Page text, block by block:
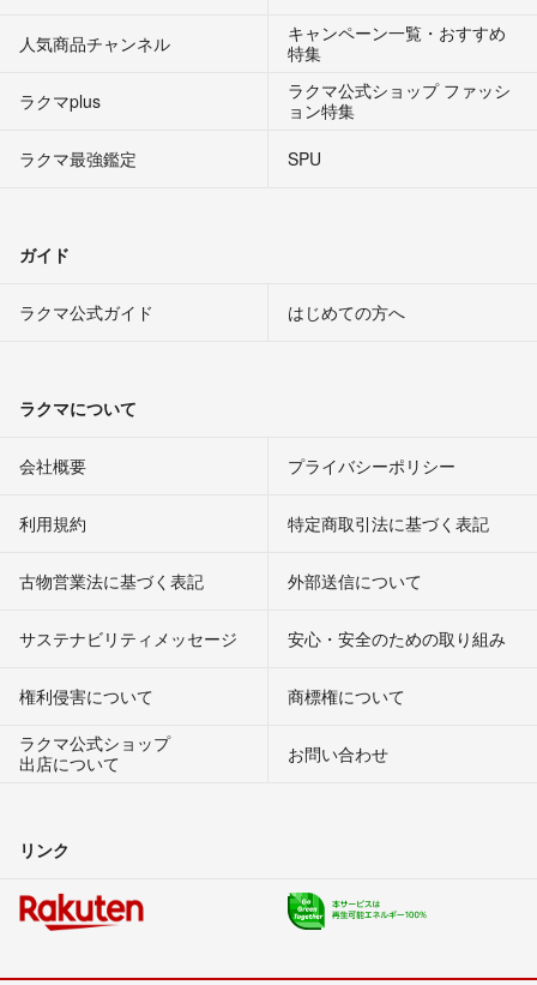
人気商品チャンネル
キャンペーン一覧・おすすめ
特集
ラクマplus
ラクマ公式ショップ ファッシ
ョン特集
ラクマ最強鑑定
SPU
ガイド
ラクマ公式ガイド はじめての方へ
ラクマについて
会社概要 プライバシーポリシー
利用規約 特定商取引法に基づく表記
古物営業法に基づく表記 外部送信について
サステナビリティメッセージ 安心・安全のための取り組み
権利侵害について
商標権について
ラクマ公式ショップ
出店について
お問い合わせ
リンク